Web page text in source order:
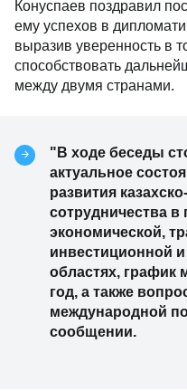
Конуспаев поздравил
ему успехов в
выразив уверенность в
способствовать
между двумя странами.
"В ходе беседы
актуальное
развития
сотрудничества в
экономической,
инвестиционной
областях, график
год, а также
международной
сообщении.